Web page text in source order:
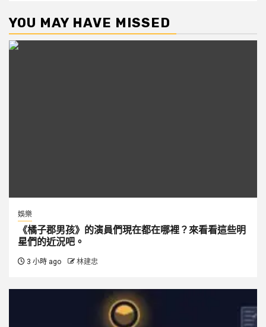
YOU MAY HAVE MISSED
娛樂
《橘子郡男孩》的演員們現在都在哪裡？來看看這些明
星們的近況吧。
3 小時 ago 林建忠